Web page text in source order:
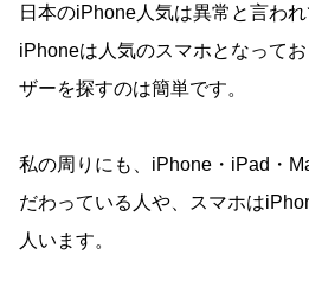
日本のiPhone人気は異常と言わ
iPhoneは人気のスマホとなって
ザーを探すのは簡単です。
私の周りにも、iPhone・iPad・
だわっている人や、スマホは
人います。